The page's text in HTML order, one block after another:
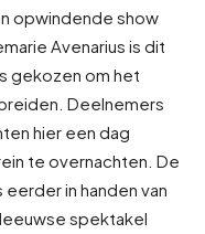
opwindende show
Avenarius is dit
gekozen om het
Deelnemers
hier een dag
te overnachten. De
in handen van
spektakel